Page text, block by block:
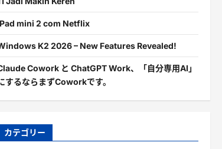
mini 2 com Netflix
K2 2026 – New Features Revealed!
Cowork と ChatGPT Work、「自分専用AI」
するならまずCoworkです。
カテゴリー